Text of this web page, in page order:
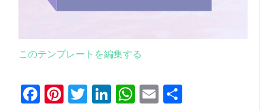
このテンプレートを編集する
Facebook
Pinterest
Twitter
LinkedIn
WhatsApp
Email